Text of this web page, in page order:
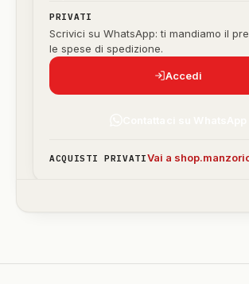
PRIVATI
Scrivici su WhatsApp: ti mandiamo il
le spese di spedizione.
Accedi
ACQUISTI PRIVATIVai a